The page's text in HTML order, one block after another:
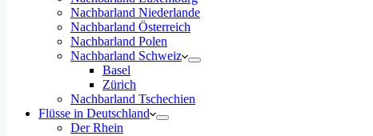
Nachbarland Niederlande
Nachbarland Österreich
Nachbarland Polen
Nachbarland Schweiz
Basel
Zürich
Nachbarland Tschechien
Flüsse in Deutschland
Der Rhein